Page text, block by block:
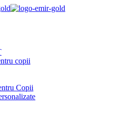
copii
Copii